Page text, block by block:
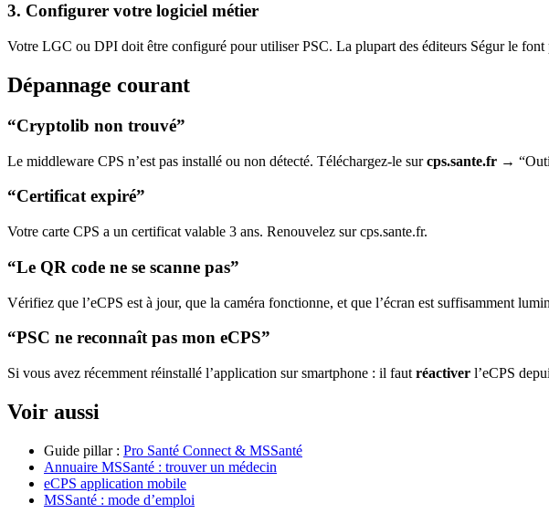
3. Configurer votre logiciel métier
Votre LGC ou DPI doit être configuré pour utiliser PSC. La plupart des éditeurs Ségur le font
Dépannage courant
“Cryptolib non trouvé”
Le middleware CPS n’est pas installé ou non détecté. Téléchargez-le surcps.sante.fr →
“Certificat expiré”
Votre carte CPS a un certificat valable 3 ans. Renouvelez sur cps.sante.fr.
“Le QR code ne se scanne pas”
Vérifiez que l’eCPS est à jour, que la caméra fonctionne, et que l’écran est suffisamment
“PSC ne reconnaît pas mon eCPS”
Si vous avez récemment réinstallé l’application sur smartphone : il faut réactiver l’eCPS
Voir aussi
Guide pillar : Pro Santé Connect & MSSanté
Annuaire MSSanté : trouver un médecin
eCPS application mobile
MSSanté : mode d’emploi